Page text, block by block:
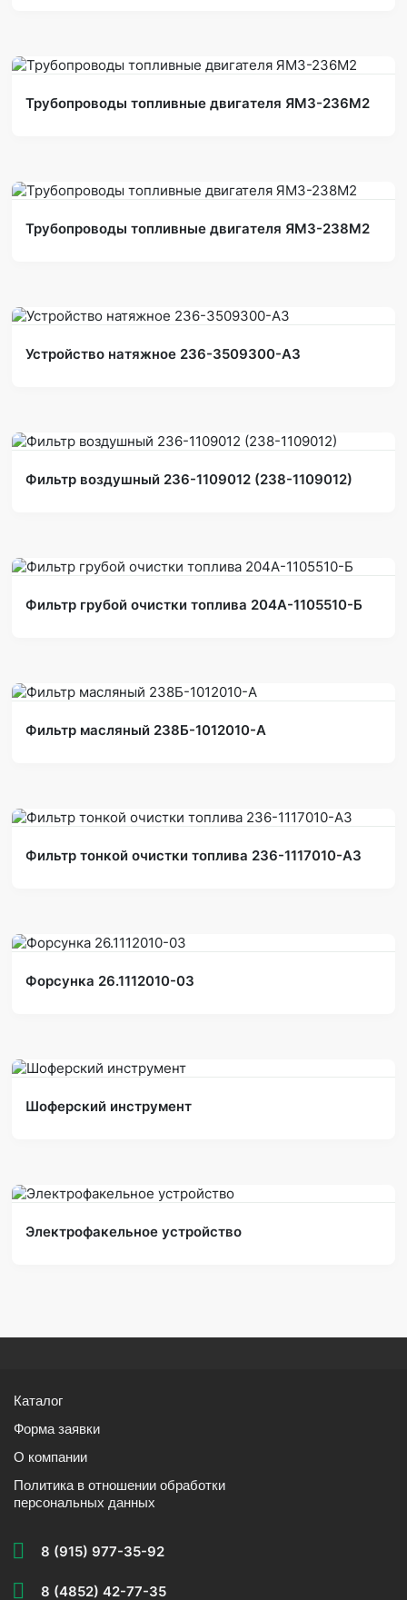
Трубопроводы топливные двигателя ЯМЗ-236М2
Трубопроводы топливные двигателя ЯМЗ-238М2
Устройство натяжное 236-3509300-А3
Фильтр воздушный 236-1109012 (238-1109012)
Фильтр грубой очистки топлива 204А-1105510-Б
Фильтр масляный 238Б-1012010-А
Фильтр тонкой очистки топлива 236-1117010-А3
Форсунка 26.1112010-03
Шоферский инструмент
Электрофакельное устройство
Каталог
Форма заявки
О компании
Политика в отношении обработки
персональных данных
8 (915) 977-35-92
8 (4852) 42-77-35